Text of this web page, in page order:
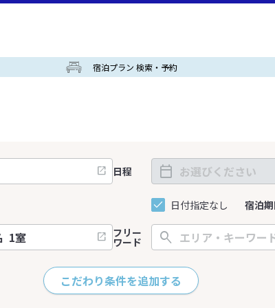
宿泊プラン 検索・予約
日程
日付指定なし 宿泊
フリー
ワード
こだわり条件を追加する